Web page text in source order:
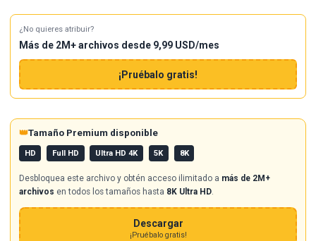
¿No quieres atribuir?
Más de 2M+ archivos desde 9,99 USD/mes
¡Pruébalo gratis!
👑Tamaño Premium disponible
HD Full HD Ultra HD 4K 5K 8K
Desbloquea este archivo y obtén acceso ilimitado a más de 2M+
archivos en todos los tamaños hasta 8K Ultra HD.
Descargar
¡Pruébalo gratis!